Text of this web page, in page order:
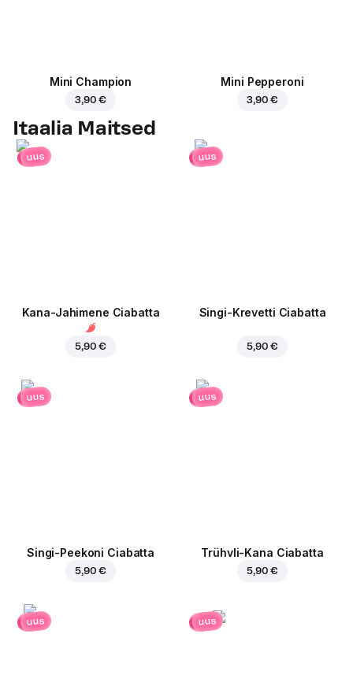
Mini Champion
3,90 €
Mini Pepperoni
3,90 €
Itaalia Maitsed
uus
Kana-Jahimene Ciabatta
5,90 €
uus
Singi-Krevetti Ciabatta
5,90 €
uus
Singi-Peekoni Ciabatta
5,90 €
uus
Trühvli-Kana Ciabatta
5,90 €
uus uus